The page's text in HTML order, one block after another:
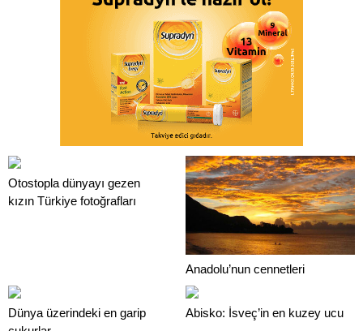
Otostopla dünyayı gezen
kızın Türkiye fotoğrafları
Anadolu’nun cennetleri
Dünya üzerindeki en garip
Abisko: İsveç’in en kuzey ucu